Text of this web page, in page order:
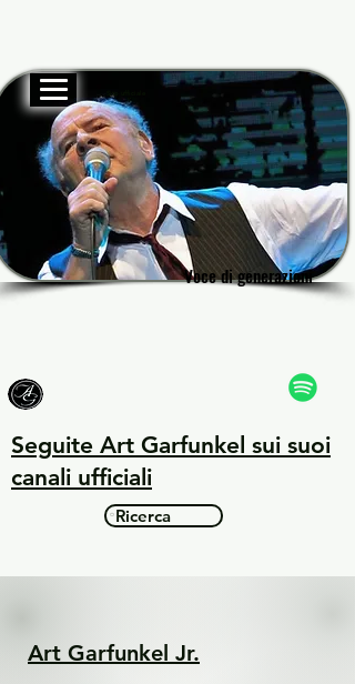
Voce di generazioni
Voce di generazioni
Sito ufficiale
Ricerca
Seguite Art Garfunkel sui suoi
canali ufficiali
Art Garfunkel Jr.